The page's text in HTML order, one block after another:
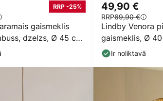
gaismeklis
dzelzs, Ø 45 cm,
RRP -25%
Lindby Venora
gaismeklis, Ø
bambusa, E27
49,90 €
RRP69,90 €
Ir noliktavā